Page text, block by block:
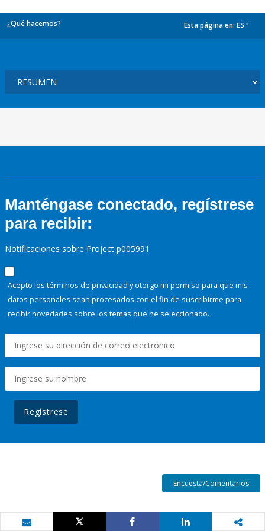
¿Qué hacemos? Esta página en: ES
Manténgase conectado, regístrese
para recibir:
Notificaciones sobre Project p005991
Acepto los términos de privacidad y otorgo mi permiso para que mis
datos personales sean procesados con el fin de suscribirme para
recibir novedades sobre los temas que he seleccionado.
Regístrese
Encuesta/Comentarios